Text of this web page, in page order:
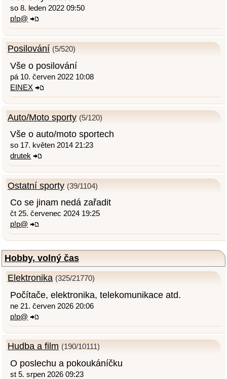
so 8. leden 2022 09:50
p!p@
Posilování (5/520)
Vše o posilování
pá 10. červen 2022 10:08
EINEX
Auto/Moto sporty (5/120)
Vše o auto/moto sportech
so 17. květen 2014 21:23
drutek
Ostatní sporty (39/1104)
Co se jinam nedá zařadit
čt 25. červenec 2024 19:25
p!p@
Hobby, volný čas
Elektronika (325/21770)
Počítače, elektronika, telekomunikace atd.
ne 21. červen 2026 20:06
p!p@
Hudba a film (190/10111)
O poslechu a pokoukáníčku
st 5. srpen 2026 09:23